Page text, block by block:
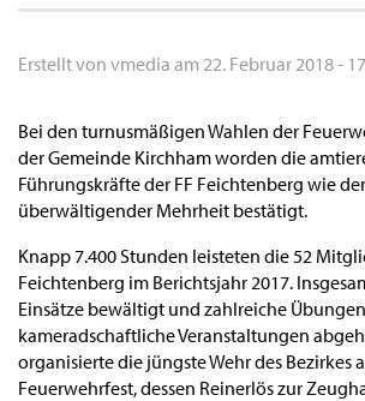
Erstellt von vmedia am 22. Februar 2018 -
Bei den turnusmäßigen Wahlen der
der Gemeinde Kirchham worden die
Führungskräfte der FF Feichtenberg wie
überwältigender Mehrheit bestätigt.
Knapp 7.400 Stunden leisteten die 52
Feichtenberg im Berichtsjahr 2017.
Einsätze bewältigt und zahlreiche
kameradschaftliche Veranstaltungen
organisierte die jüngste Wehr des Bezirkes
Feuerwehrfest, dessen Reinerlös zur